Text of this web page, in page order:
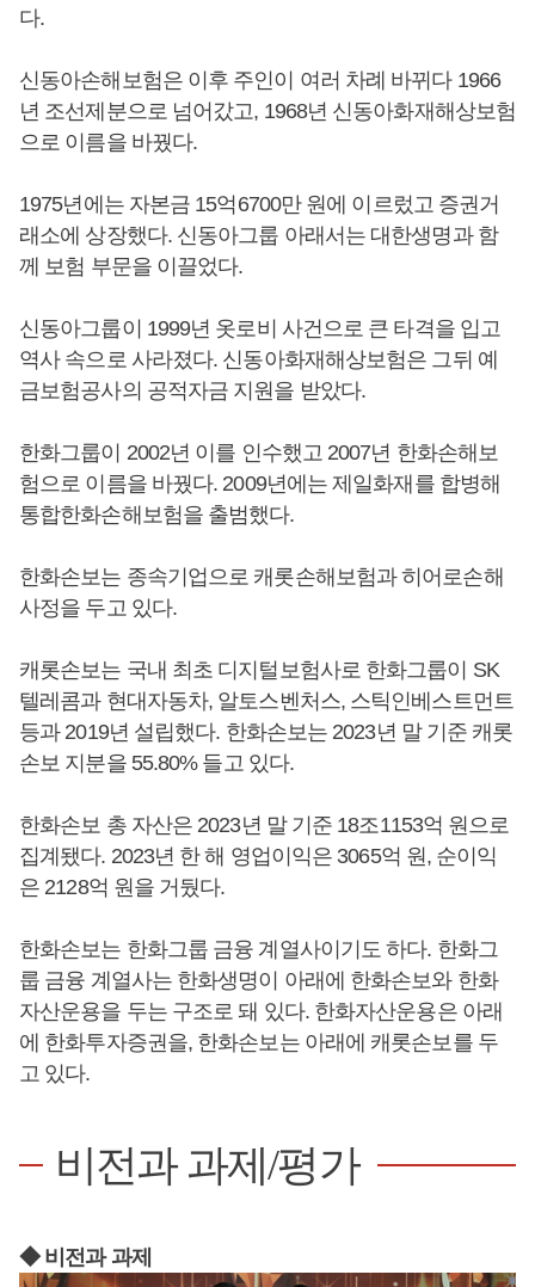
다.
신동아손해보험은 이후 주인이 여러 차례 바뀌다 1966
년 조선제분으로 넘어갔고, 1968년 신동아화재해상보험
으로 이름을 바꿨다.
1975년에는 자본금 15억6700만 원에 이르렀고 증권거
래소에 상장했다. 신동아그룹 아래서는 대한생명과 함
께 보험 부문을 이끌었다.
신동아그룹이 1999년 옷로비 사건으로 큰 타격을 입고
역사 속으로 사라졌다. 신동아화재해상보험은 그뒤 예
금보험공사의 공적자금 지원을 받았다.
한화그룹이 2002년 이를 인수했고 2007년 한화손해보
험으로 이름을 바꿨다. 2009년에는 제일화재를 합병해
통합한화손해보험을 출범했다.
한화손보는 종속기업으로 캐롯손해보험과 히어로손해
사정을 두고 있다.
캐롯손보는 국내 최초 디지털보험사로 한화그룹이 SK
텔레콤과 현대자동차, 알토스벤처스, 스틱인베스트먼트
등과 2019년 설립했다. 한화손보는 2023년 말 기준 캐롯
손보 지분을 55.80% 들고 있다.
한화손보 총 자산은 2023년 말 기준 18조1153억 원으로
집계됐다. 2023년 한 해 영업이익은 3065억 원, 순이익
은 2128억 원을 거뒀다.
한화손보는 한화그룹 금융 계열사이기도 하다. 한화그
룹 금융 계열사는 한화생명이 아래에 한화손보와 한화
자산운용을 두는 구조로 돼 있다. 한화자산운용은 아래
에 한화투자증권을, 한화손보는 아래에 캐롯손보를 두
고 있다.
비전과 과제/평가
◆ 비전과 과제